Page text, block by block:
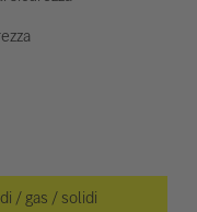
/ gas / solidi